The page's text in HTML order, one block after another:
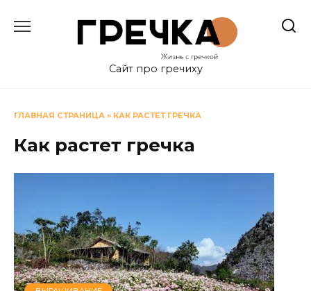
Сайт про гречиху
ГЛАВНАЯ СТРАНИЦА » КАК РАСТЕТ ГРЕЧКА
Как растет гречка